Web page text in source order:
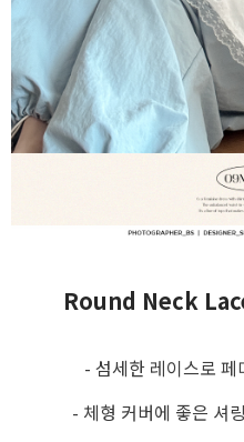
Round Neck
- 섬세한 레이스로
- 체형 커버에 좋은 셔